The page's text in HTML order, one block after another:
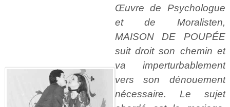
Œuvre de Psychologue
et de Moralisten,
MAISON DE POUPÉE
suit droit son chemin et
va imperturbablement
vers son dénouement
nécessaire. Le sujet